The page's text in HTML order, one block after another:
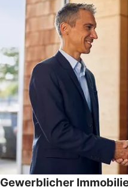
Gewerblicher